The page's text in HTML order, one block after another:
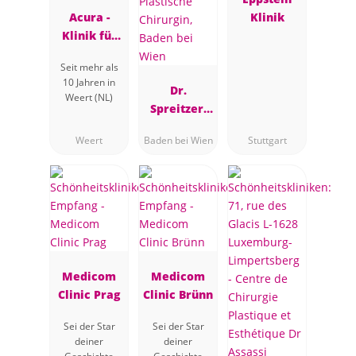
Acura -
Klinik für
Chirurgie
Seit mehr als
10 Jahren in
Weert (NL)
Weert
Dr.
Spreitzer,
Chirurgin,
Baden bei
Wien
Baden bei Wien
Klinik
Stuttgart
Medicom
Clinic Prag
Sei der Star
deiner
Medicom
Clinic Brünn
Sei der Star
deiner